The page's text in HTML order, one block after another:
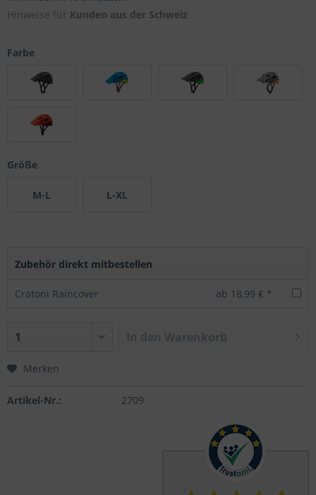
Hinweise für Kunden aus der Schweiz
Farbe
Größe
M-L L-XL
Zubehör direkt mitbestellen
Cratoni Raincover ab 18,99 € *
Merken
Artikel-Nr.: 2709